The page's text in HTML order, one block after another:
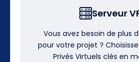
Serveur
Vous avez besoin de plus
pour votre projet ?
Privés Virtuels clés en